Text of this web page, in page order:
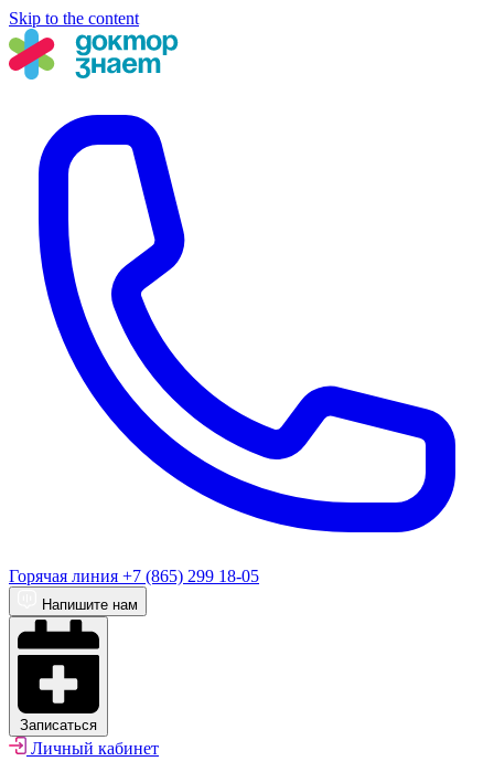
Skip to the content
Горячая линия +7 (865) 299 18-05
Напишите нам
Записаться
Личный кабинет